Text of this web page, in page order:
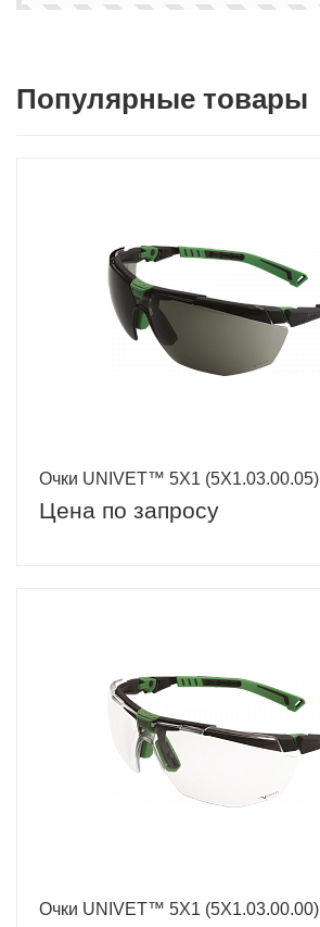
Популярные товары
Очки UNIVET™ 5Х1 (5Х1.03.00.05)
Цена по запросу
Очки UNIVET™ 5Х1 (5Х1.03.00.00)